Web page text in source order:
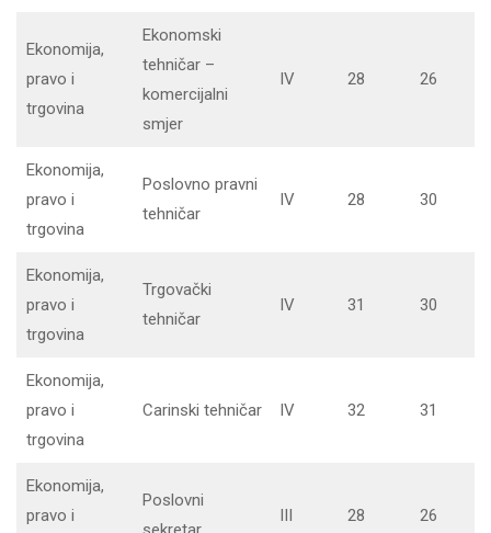
Ekonomija,
pravo i
trgovina
Ekonomski
tehničar –
komercijalni
smjer
IV 28 26
Ekonomija,
pravo i
trgovina
Poslovno pravni
tehničar
IV 28 30
Ekonomija,
pravo i
trgovina
Trgovački
tehničar
IV 31 30
Ekonomija,
pravo i
trgovina
Carinski tehničar IV 32 31
Ekonomija,
pravo i
Poslovni
III 28 26